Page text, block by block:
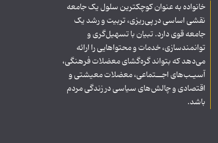
خانواده به عنوان کوچکترین سلول یک جامعه
نقشی اساسی در پی‌ریزی، تربیت و رشد یک
جامعه قوی دارد. تبیان با تسهیل‌گری و
توانمندسازی، خدمات و محتواهایی را ارائه
می‌دهد که بتواند گره‌گشای معضلات فرهنگی،
آسیـب‌های اجــتماعی، معضلات معیشتی و
اقتصادی و چالش‌های سیاسی در زندگی مردم
باشد.